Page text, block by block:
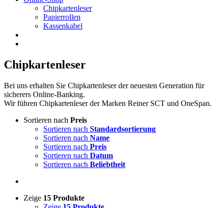
Chipkartenleser
Papierrollen
Kassenkabel
Chipkartenleser
Bei uns erhalten Sie Chipkartenleser der neuesten Generation für
sicherers Online-Banking.
Wir führen Chipkartenleser der Marken Reiner SCT und OneSpan.
Sortieren nach Preis
Sortieren nach Standardsortierung
Sortieren nach Name
Sortieren nach Preis
Sortieren nach Datum
Sortieren nach Beliebtheit
Zeige 15 Produkte